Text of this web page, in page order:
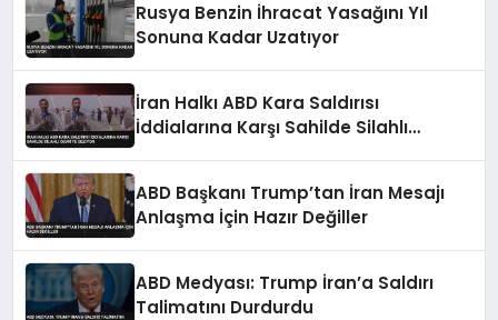
Rusya Benzin İhracat Yasağını Yıl
Sonuna Kadar Uzatıyor
İran Halkı ABD Kara Saldırısı
İddialarına Karşı Sahilde Silahlı
ABD Başkanı Trump’tan İran Mesajı
Anlaşma İçin Hazır Değiller
ABD Medyası: Trump İran’a Saldırı
Talimatını Durdurdu